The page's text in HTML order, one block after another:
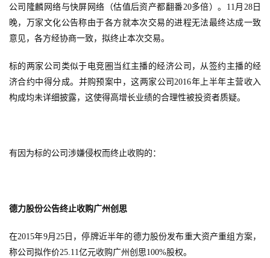
原
游
公司隆麟网络与快屏网络（估值后资产都翻番20多倍）。11月28日
晚，万家文化公告称由于各方就本次交易的进程无法最终达成一致
意见，各方经协商一致，拟终止本次交易。
标的两家公司类似于电竞圈当红主播的经济公司，从签约主播的经
济合约中得分成。并购预案中，这两家公司2016年上半年主营收入
构成均未详细披露，这使得高增长业绩的合理性被投资者质疑。
有因为标的公司涉嫌侵权而终止收购的：
德力股份公告终止收购广州创思
在2015年9月25日，停牌近半年的德力股份发布重大资产重组方案，
称公司拟作价25.11亿元收购广州创思100%股权。